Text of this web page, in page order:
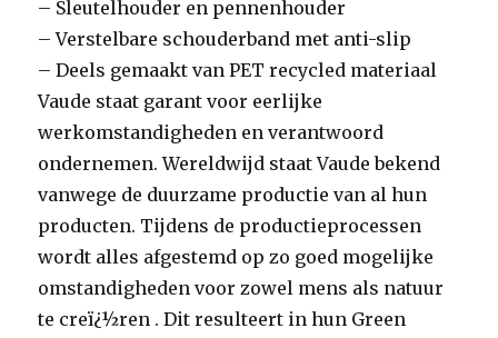
– Sleutelhouder en pennenhouder
– Verstelbare schouderband met anti-slip
– Deels gemaakt van PET recycled materiaal
Vaude staat garant voor eerlijke
werkomstandigheden en verantwoord
ondernemen. Wereldwijd staat Vaude bekend
vanwege de duurzame productie van al hun
producten. Tijdens de productieprocessen
wordt alles afgestemd op zo goed mogelijke
omstandigheden voor zowel mens als natuur
te creï¿½ren . Dit resulteert in hun Green